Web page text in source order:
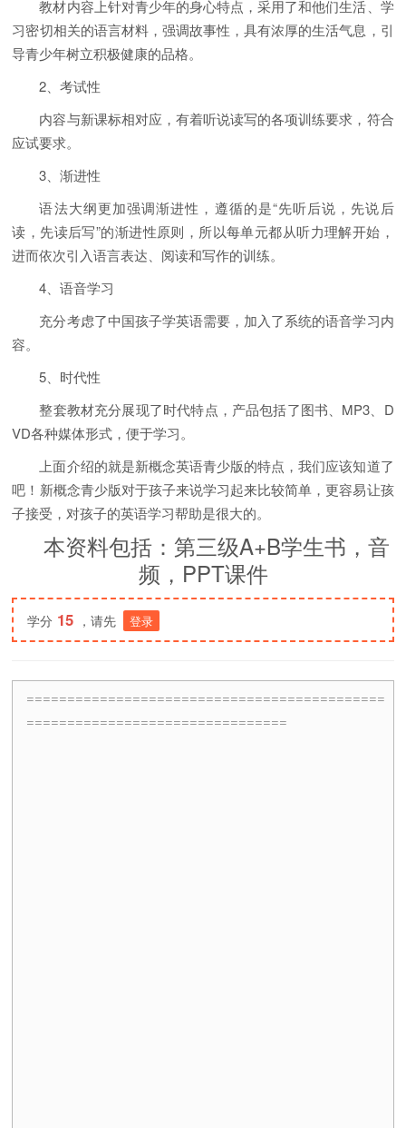
教材内容上针对青少年的身心特点，采用了和他们生活、学
习密切相关的语言材料，强调故事性，具有浓厚的生活气息，引
导青少年树立积极健康的品格。
2、考试性
内容与新课标相对应，有着听说读写的各项训练要求，符合
应试要求。
3、渐进性
语法大纲更加强调渐进性，遵循的是“先听后说，先说后
读，先读后写”的渐进性原则，所以每单元都从听力理解开始，
进而依次引入语言表达、阅读和写作的训练。
4、语音学习
充分考虑了中国孩子学英语需要，加入了系统的语音学习内
容。
5、时代性
整套教材充分展现了时代特点，产品包括了图书、MP3、D
VD各种媒体形式，便于学习。
上面介绍的就是新概念英语青少版的特点，我们应该知道了
吧！新概念青少版对于孩子来说学习起来比较简单，更容易让孩
子接受，对孩子的英语学习帮助是很大的。
本资料包括：第三级A+B学生书，音
频，PPT课件
学分 15 ，请先 登录
============================================
================================